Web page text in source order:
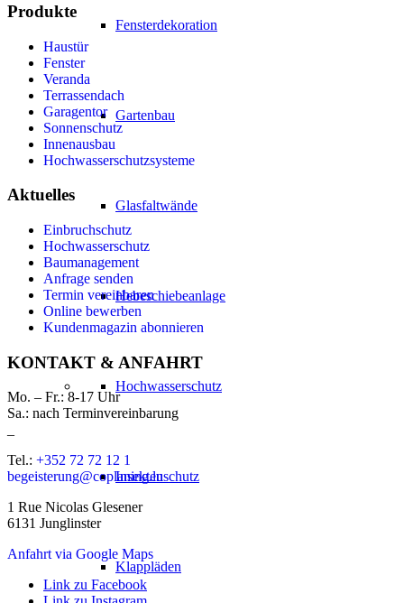
Fensterdekoration
Gartenbau
Glasfaltwände
Hebeschiebeanlage
Hochwasserschutz
Insektenschutz
Klappläden
Produkte
Haustür
Fenster
Veranda
Terrassendach
Garagentor
Sonnenschutz
Innenausbau
Hochwasserschutzsysteme
Aktuelles
Einbruchschutz
Hochwasserschutz
Baumanagement
Anfrage senden
Termin vereinbaren
Online bewerben
Kundenmagazin abonnieren
KONTAKT & ANFAHRT
Mo. – Fr.: 8-17 Uhr
Sa.: nach Terminvereinbarung
Tel.: +352 72 72 12 1
begeisterung@coplaning.lu
1 Rue Nicolas Glesener
6131 Junglinster
Anfahrt via Google Maps
Link zu Facebook